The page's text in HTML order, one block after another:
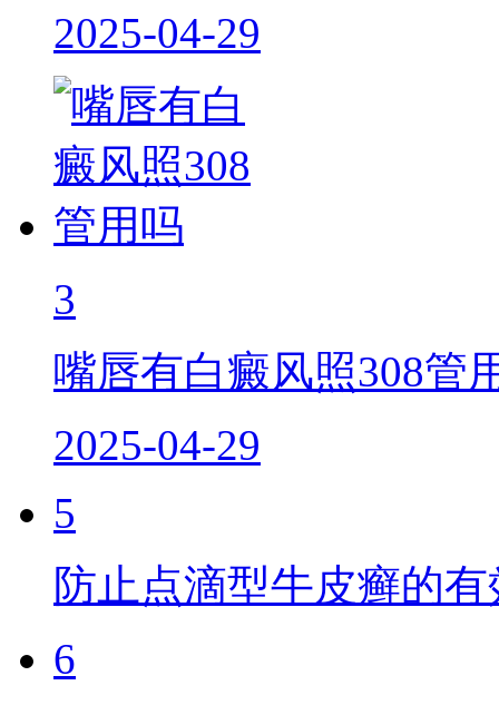
2025-04-29
3
嘴唇有白癜风照308管
2025-04-29
5
防止点滴型牛皮癣的
6